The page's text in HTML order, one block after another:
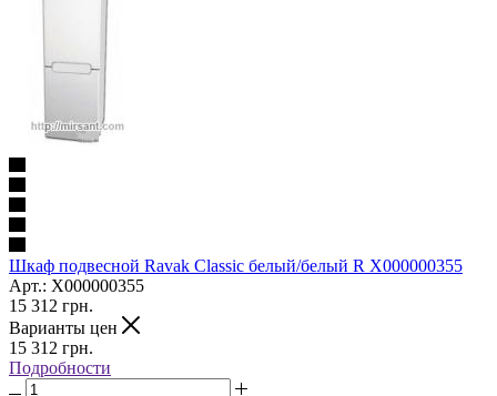
Шкаф подвесной Ravak Classic белый/белый R X000000355
Арт.: X000000355
15 312 грн.
Варианты цен
15 312 грн.
Подробности